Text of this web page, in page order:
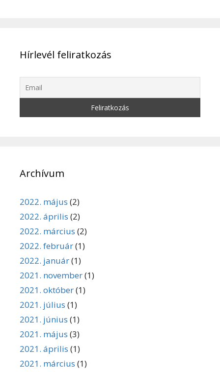
Hírlevél feliratkozás
Archívum
2022. május (2)
2022. április (2)
2022. március (2)
2022. február(1)
2022. január(1)
2021. november(1)
2021. október(1)
2021. július (1)
2021. június (1)
2021. május (3)
2021. április (1)
2021. március (1)